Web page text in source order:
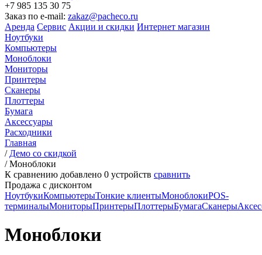
+7 985 135 30 75
Заказ по e-mail: zakaz@pacheco.ru
Аренда Сервис Акции и скидки Интернет магазин
Ноутбуки
Компьютеры
Моноблоки
Мониторы
Принтеры
Сканеры
Плоттеры
Бумага
Аксессуары
Расходники
Главная
/ Демо со скидкой
/Моноблоки
К сравнению добавлено 0 устройств сравнить
Продажа с дисконтом
НоутбукиКомпьютерыТонкие клиентыМоноблокиPOS-
терминалыМониторыПринтерыПлоттерыБумагаСканеры
Моноблоки